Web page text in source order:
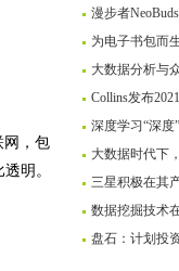
网，包
明。
漫步者
为电子书包而
大数据分析与
Collins发布
深度学习“深度
大数据时代下
三星积极在其
数据挖掘技术
盘石：计划投